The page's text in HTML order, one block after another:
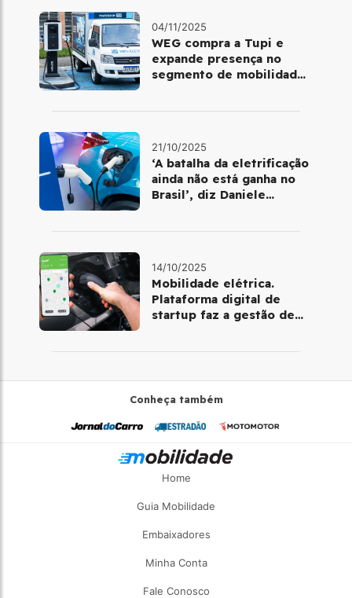
04/11/2025
WEG compra a Tupi e
expande presença no
segmento de mobilidade
21/10/2025
‘A batalha da eletrificação
ainda não está ganha no
Brasil’, diz Daniele
14/10/2025
Mobilidade elétrica.
Plataforma digital de
startup faz a gestão de
Conheça também
Home
Guia Mobilidade
Embaixadores
Minha Conta
Fale Conosco